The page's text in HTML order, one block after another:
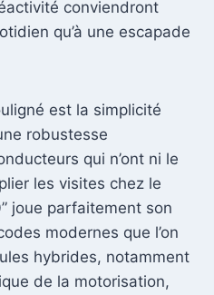
conviendront
qu’à une escapade
est la simplicité
robustesse
qui n’ont ni le
les visites chez le
joue parfaitement son
modernes que l’on
hybrides, notamment
de la motorisation,